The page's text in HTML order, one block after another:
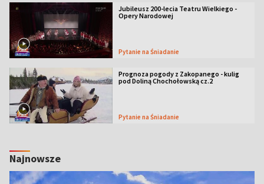
Jubileusz 200-lecia Teatru Wielkiego -
Opery Narodowej
Pytanie na Śniadanie
Prognoza pogody z Zakopanego - kulig
pod Doliną Chochołowską cz.2
Pytanie na Śniadanie
Najnowsze